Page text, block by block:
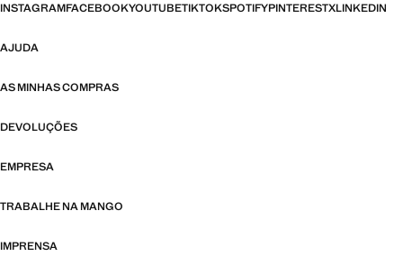
INSTAGRAMFACEBOOKYOUTUBETIKTOKSPOTIFYPINTERESTXLINKEDIN
AJUDA
AS MINHAS COMPRAS
DEVOLUÇÕES
EMPRESA
TRABALHE NA MANGO
IMPRENSA